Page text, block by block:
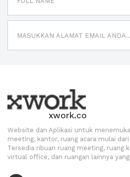
xwork.co
Website dan Aplikasi untuk
meeting, kantor, ruang acara mulai
Tersedia ribuan ruang meeting, ruang
virtual office, dan ruangan lainnya